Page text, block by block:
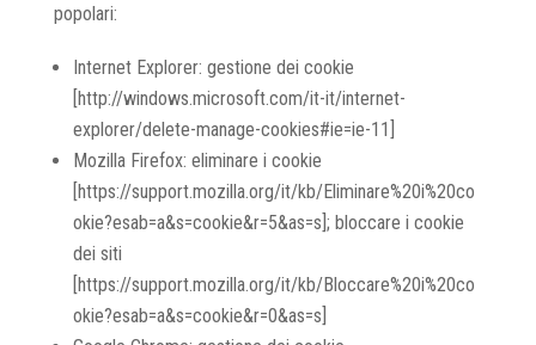
popolari:
Internet Explorer: gestione dei cookie
[http://windows.microsoft.com/it-it/internet-
explorer/delete-manage-cookies#ie=ie-11]
Mozilla Firefox: eliminare i cookie
[https://support.mozilla.org/it/kb/Eliminare%20i%20co
okie?esab=a&s=cookie&r=5&as=s]; bloccare i cookie
dei siti
[https://support.mozilla.org/it/kb/Bloccare%20i%20co
okie?esab=a&s=cookie&r=0&as=s]